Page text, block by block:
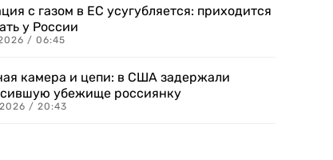
с газом в ЕС усугубляется: приходится
у России
/ 06:45
камера и цепи: в США задержали
убежище россиянку
/ 20:43